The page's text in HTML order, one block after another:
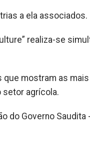
a ela associados.
realiza-se
que mostram as
agrícola.
do Governo Saudita